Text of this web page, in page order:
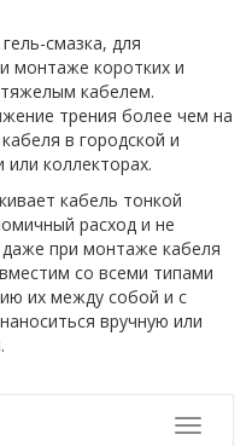
смазка, для
монтаже коротких и
кабелем.
трения более чем на
в городской и
коллекторах.
кабель тонкой
расход и не
даже при монтаже кабеля
со всеми типами
их между собой и с
вручную или
Toggle